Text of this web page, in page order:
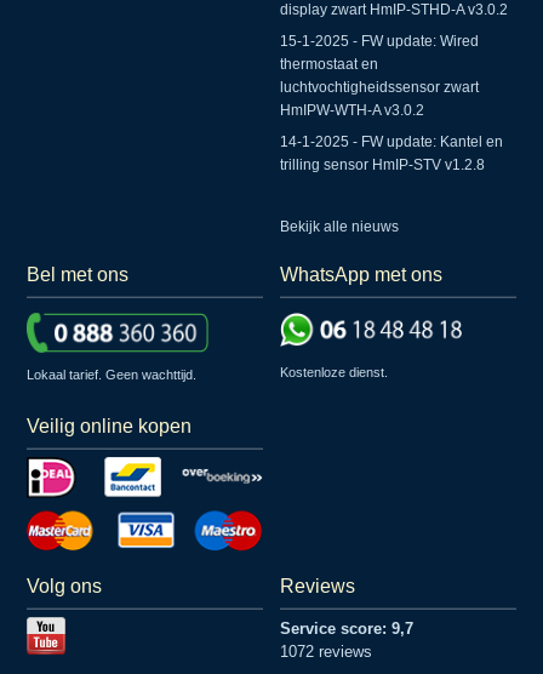
display zwart HmIP-STHD-A v3.0.2
15-1-2025 - FW update: Wired
thermostaat en
luchtvochtigheidssensor zwart
HmIPW-WTH-A v3.0.2
14-1-2025 - FW update: Kantel en
trilling sensor HmIP-STV v1.2.8
Bekijk alle nieuws
Bel met ons
Lokaal tarief. Geen wachttijd.
WhatsApp met ons
Kostenloze dienst.
Veilig online kopen
Volg ons Reviews
Service score: 9,7
1072 reviews